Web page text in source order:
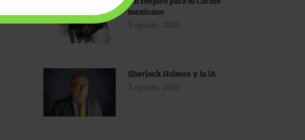
mexicano
3 agosto, 2026
Sherlock Holmes y la IA
3 agosto, 2026